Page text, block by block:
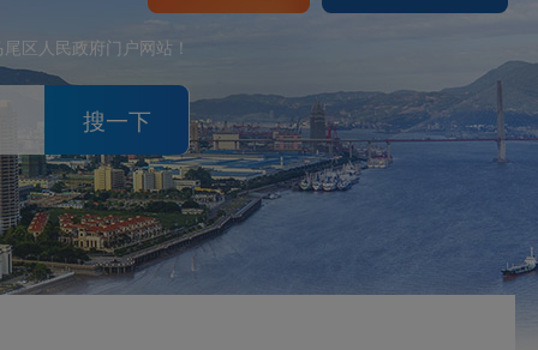
区人民政府门户网站！
搜一下